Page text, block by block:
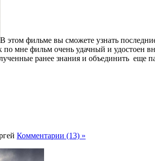
В этом фильме вы сможете узнать
мне фильм очень удачный и удостоен
ранее знания и объединить еще
Комментарии (13) »